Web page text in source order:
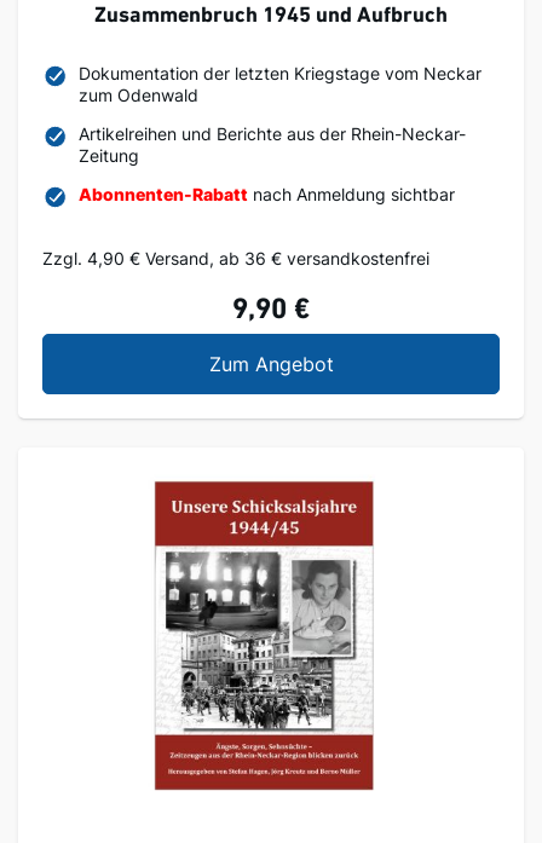
Zusammenbruch 1945 und Aufbruch
Dokumentation der letzten Kriegstage vom Neckar
zum Odenwald
Artikelreihen und Berichte aus der Rhein-Neckar-
Zeitung
Abonnenten-Rabatt nach Anmeldung sichtbar
Zzgl. 4,90 € Versand, ab 36 € versandkostenfrei
9,90 €
Zum AngebotZusammenbruch